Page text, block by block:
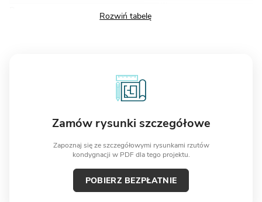
Zamów rysunki szczegółowe
Zapoznaj się ze szczegółowymi rysunkami rzutów
kondygnacji w PDF dla tego projektu.
POBIERZ BEZPŁATNIE